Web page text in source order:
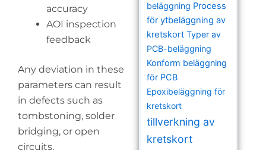
accuracy
AOI inspection
feedback
Any deviation in these
parameters can result
in defects such as
tombstoning, solder
bridging, or open
circuits.
beläggning Process
för ytbeläggning av
kretskort Typer av
PCB-beläggning
Konform beläggning
för PCB
Epoxibeläggning för
kretskort
tillverkning av
kretskort